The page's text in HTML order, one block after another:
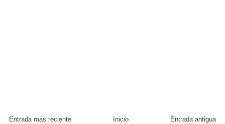
Entrada más reciente Entrada antigua
Inicio